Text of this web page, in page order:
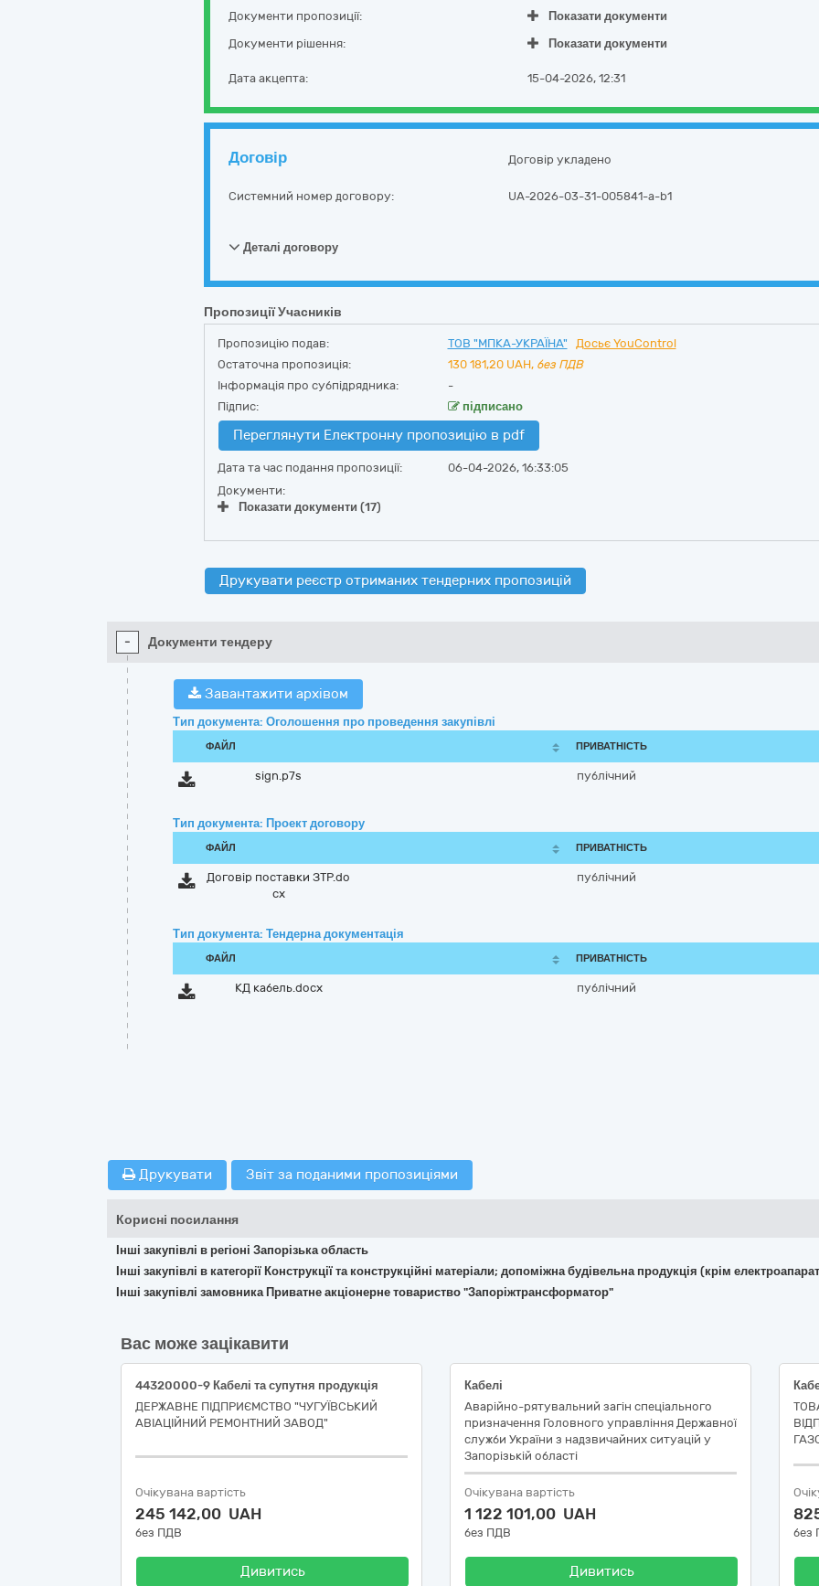
Документи пропозиції:
Показати документи
Документи рішення:
Показати документи
Дата акцепта: 15-04-2026, 12:31
Договір Договір укладено
Системний номер договору: UA-2026-03-31-005841-a-b1
Деталі договору
Пропозиції Учасників
Пропозицію подав: ТОВ "МПКА-УКРАЇНА"
Досьє YouControl
Остаточна пропозиція:
130 181,20 UAH, без ПДВ
Інформація про субпідрядника:
-
Підпис:
підписано
Переглянути Електронну пропозицію в pdf
Дата та час подання пропозиції:
06-04-2026, 16:33:05
Документи:
Показати документи (17)
Друкувати реєстр отриманих тендерних пропозицій
- Документи тендеру
Завантажити архівом
Тип документа: Оголошення про проведення закупівлі
ФАЙЛ ПРИВАТНІСТЬ
sign.p7s публічний
Тип документа: Проект договору
ФАЙЛ ПРИВАТНІСТЬ
Договір поставки ЗТР.do
cx
публічний
Тип документа: Тендерна документація
ФАЙЛ ПРИВАТНІСТЬ
КД кабель.docx публічний
Друкувати Звіт за поданими пропозиціями
Корисні посилання
Інші закупівлі в регіоні Запорізька область
Інші закупівлі в категорії Конструкції та конструкційні матеріали; допоміжна будівельна продукція (крім
Інші закупівлі замовника Приватне акціонерне товариство "Запоріжтрансформатор"
Вас може зацікавити
44320000-9 Кабелі та супутня продукція
ДЕРЖАВНЕ ПІДПРИЄМСТВО "ЧУГУЇВСЬКИЙ
АВІАЦІЙНИЙ РЕМОНТНИЙ ЗАВОД"
Очікувана вартість
245 142,00 UAH
без ПДВ
Дивитись
Кабелі
Аварійно-рятувальний загін спеціального
призначення Головного управління Державної
служби України з надзвичайних ситуацій у
Запорізькій області
Очікувана вартість
1 122 101,00 UAH
без ПДВ
Дивитись
без